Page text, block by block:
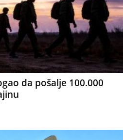
da pošalje 100.000